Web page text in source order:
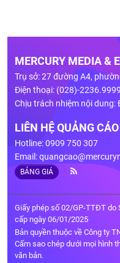
MERCURY MEDIA &
Trụ sở: 27 đường A4,
Điện thoại: (028)-
Chịu trách nhiệm nội dung:
LIÊN HỆ QUẢNG CÁO
Hotline: 0909 750 307
Email:
BẢNG GIÁ
Giấy phép số 02/GP-TTĐT do
cấp ngày 06/01/2025
Bản quyền thuộc về Công ty
Cấm sao chép dưới mọi hình
văn bản.